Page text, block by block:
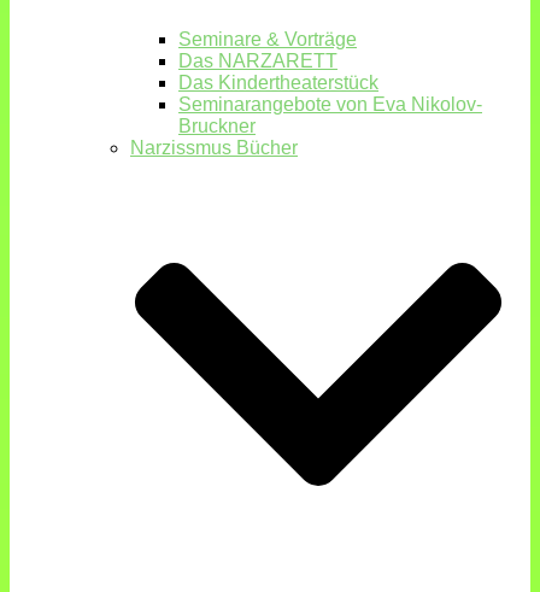
Seminare & Vorträge
Das NARZARETT
Das Kindertheaterstück
Seminarangebote von Eva Nikolov-
Bruckner
Narzissmus Bücher